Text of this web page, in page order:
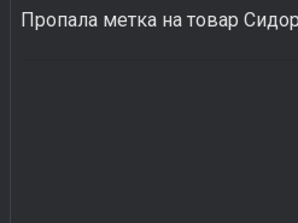
Пропала метка на товар